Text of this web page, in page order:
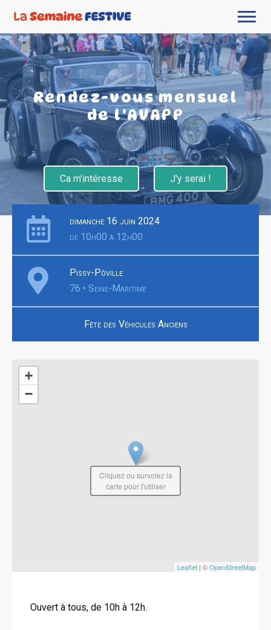
Rendez-vous mensuel
de l'AVAPP
Ca m'intéresse J'y serai !
dimanche 16 juin 2024
de 10h00 à 12h00
Pissy-Pôville
76 • Seine-Maritime
Fête des Véhicules Anciens
+
−
Leaflet | ©OpenStreetMap
Cliquez ou survolez la
carte pour l'utiliser
Ouvert à tous, de 10h à 12h.